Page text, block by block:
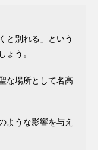
と別れる」という
ょう。
な場所として名高
ような影響を与え